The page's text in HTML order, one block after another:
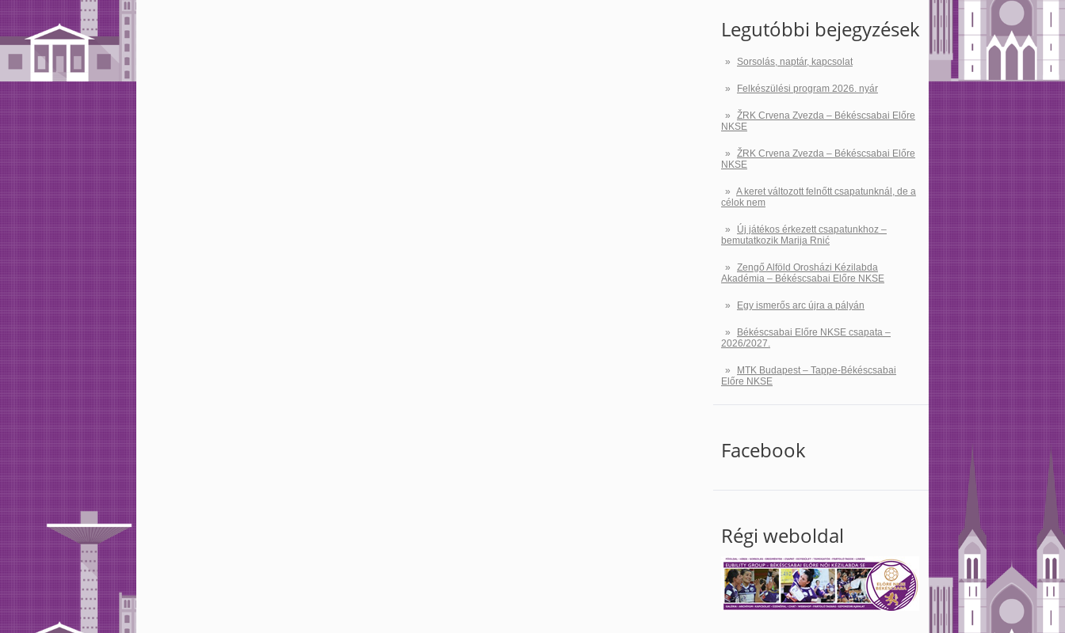
Legutóbbi bejegyzések
Sorsolás, naptár, kapcsolat
Felkészülési program 2026. nyár
ŽRK Crvena Zvezda – Békéscsabai Előre
NKSE
ŽRK Crvena Zvezda – Békéscsabai Előre
NKSE
A keret változott felnőtt csapatunknál, de a
célok nem
Új játékos érkezett csapatunkhoz –
bemutatkozik Marija Rnić
Zengő Alföld Orosházi Kézilabda
Akadémia – Békéscsabai Előre NKSE
Egy ismerős arc újra a pályán
Békéscsabai Előre NKSE csapata –
2026/2027.
MTK Budapest – Tappe-Békéscsabai
Előre NKSE
Facebook
Régi weboldal